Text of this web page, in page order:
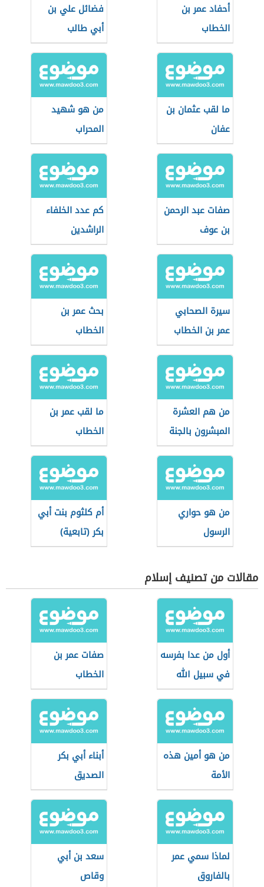
أحفاد عمر بن
الخطاب
فضائل علي بن
أبي طالب
ما لقب عثمان بن
عفان
من هو شهيد
المحراب
صفات عبد الرحمن
بن عوف
كم عدد الخلفاء
الراشدين
سيرة الصحابي
عمر بن الخطاب
بحث عمر بن
الخطاب
من هم العشرة
المبشرون بالجنة
ما لقب عمر بن
الخطاب
من هو حواري
الرسول
أم كلثوم بنت أبي
بكر (تابعية)
مقالات من تصنيف إسلام
أول من عدا بفرسه
في سبيل الله
صفات عمر بن
الخطاب
من هو أمين هذه
الأمة
أبناء أبي بكر
الصديق
لماذا سمي عمر
بالفاروق
سعد بن أبي
وقاص